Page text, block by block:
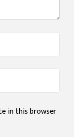
in this browser